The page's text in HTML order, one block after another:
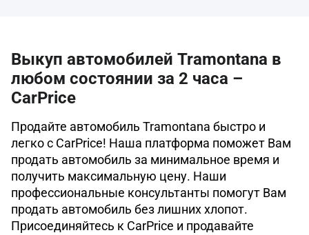
Выкуп автомобилей Tramontana в
любом состоянии за 2 часа –
CarPrice
Продайте автомобиль Tramontana быстро и
легко с CarPrice! Наша платформа поможет Вам
продать автомобиль за минимальное время и
получить максимальную цену. Наши
профессиональные консультанты помогут Вам
продать автомобиль без лишних хлопот.
Присоединяйтесь к CarPrice и продавайте